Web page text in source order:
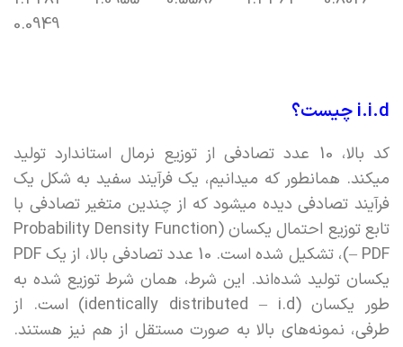
0.0949
i.i.d چیست؟
کد بالا، 10 عدد تصادفی از توزیع نرمال استاندارد تولید
میکند. همانطور که میدانیم، یک فرآیند سفید به شکل یک
فرآیند تصادفی دیده میشود که از چندین متغیر تصادفی با
تابع توزیع احتمال یکسان (Probability Density Function
– PDF)، تشکیل شده است. 10 عدد تصادفی بالا، از یک PDF
یکسان تولید شده‌اند. این شرط، همان شرط توزیع شده به
طور یکسان (identically distributed – i.d) است. از
طرفی، نمونه‌های بالا به صورت مستقل از هم نیز هستند.